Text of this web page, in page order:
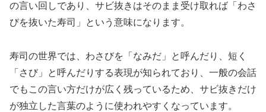
の言い回しであり、サビ抜きはそのまま受け取れば「わさ
びを抜いた寿司」という意味になります。
寿司の世界では、わさびを「なみだ」と呼んだり、短く
「さび」と呼んだりする表現が知られており、一般の会話
でもこの言い方だけが広く残っているため、サビ抜きだけ
が独立した言葉のように使われやすくなっています。